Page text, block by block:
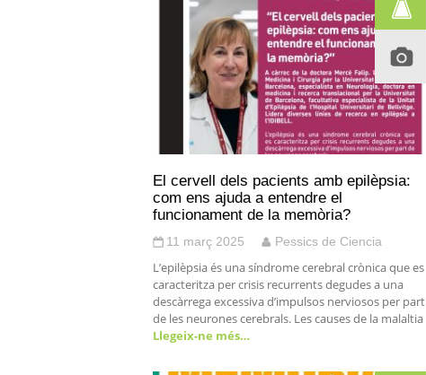
El cervell dels pacients amb epilèpsia:
com ens ajuda a entendre el
funcionament de la memòria?
11 març 2025 Pessics de Ciencia
L’epilèpsia és una síndrome cerebral crònica que es
caracteritza per crisis recurrents degudes a una
descàrrega excessiva d’impulsos nerviosos per part
de les neurones cerebrals. Les causes de la malaltia
Llegeix-ne més…